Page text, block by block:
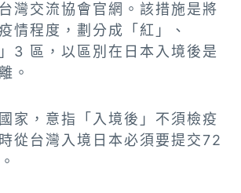
灣交流協會官網。該措施是將
情程度，劃分成「紅」、
3 區，以區別在日本入境後是
。
家，意指「入境後」不須檢疫
從台灣入境日本必須要提交72